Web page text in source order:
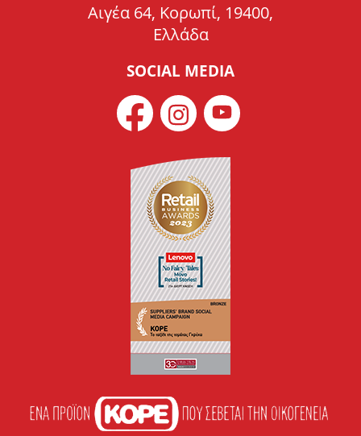
Αιγέα 64, Κορωπί, 19400,
Ελλάδα
SOCIAL MEDIA